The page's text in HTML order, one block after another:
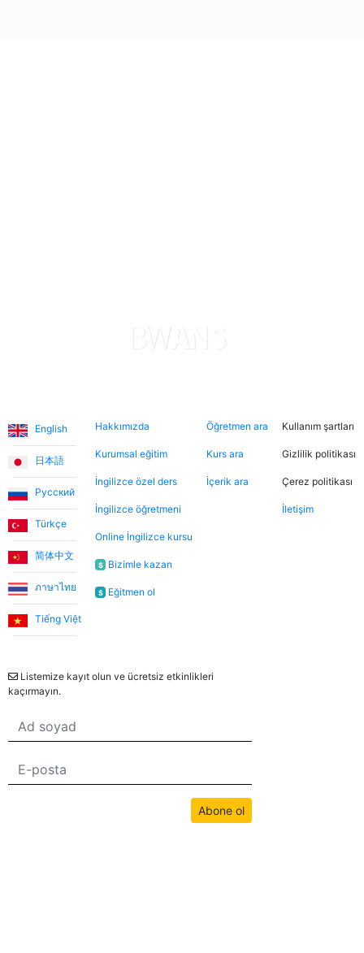
Dersler, öğretmen-öğrenci ilişkisinden çok arkadaşlık
havasında geçiyor.
Ece T.
Emma, kızıma İngilizceyi çok eğlenceli yöntemlerle
öğretiyor. Her zaman neşeli ve bu dersleri daha keyifli
hale getiriyor. Bu uygulama sayesinde Emma ile
tanışmamızı ve bize İngilizce öğretmesini büyük bir
şans olarak görüyorum.
Utku S.
Umut Hoca ile çalıştım. Türkçe desteksiz iletişim
çalışmaya devam ettim. Sistemden çok memnunum.
Düzenli bir şekilde ders almak isteyen, İngilizceyi
hayatında bir engel olmaktan çıkartmak isteyen
English
日本語
Русский
Türkçe
简体中文
ภาษาไทย
Tiếng Việt
Hakkımızda
Kurumsal eğitim
İngilizce özel ders
İngilizce öğretmeni
Online İngilizce kursu
$ Bizimle kazan
$ Eğitmen ol
Öğretmen ara
Kurs ara
İçerik ara
Kullanım şartları
Gizlilik politikası
Çerez politikası
İletişim
Listemize kayıt olun ve ücretsiz etkinlikleri
kaçırmayın.
Abone ol